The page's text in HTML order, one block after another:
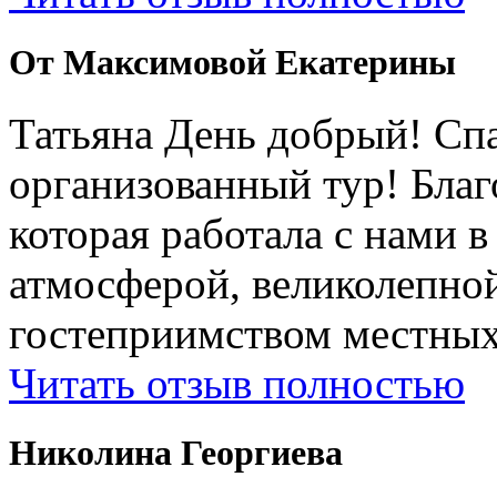
От Максимовой Екатерины
Татьяна День добрый!
организованный тур!
которая работала с нами
атмосферой,
гостеприимством
Читать отзыв полностью
Николина Георгиева